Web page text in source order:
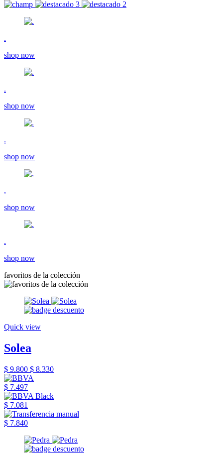
.
shop now
.
shop now
.
shop now
.
shop now
.
shop now
favoritos de la colección
Quick view
Solea
$ 9.800 $ 8.330
$ 7.497
$ 7.081
$ 7.840